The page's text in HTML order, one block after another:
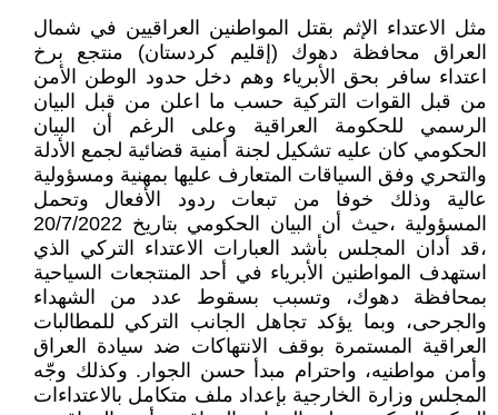
مثل الاعتداء الإثم بقتل المواطنين العراقيين في شمال
العراق محافظة دهوك (إقليم كردستان) منتجع برخ
اعتداء سافر بحق الأبرياء وهم دخل حدود الوطن الأمن
من قبل القوات التركية حسب ما اعلن من قبل البيان
الرسمي للحكومة العراقية وعلى الرغم أن البيان
الحكومي كان عليه تشكيل لجنة أمنية قضائية لجمع الأدلة
والتحري وفق السياقات المتعارف عليها بمهنية ومسؤولية
عالية وذلك خوفا من تبعات ردود الأفعال وتحمل
المسؤولية ،حيث أن البيان الحكومي بتاريخ 20/7/2022
،قد أدان المجلس بأشد العبارات الاعتداء التركي الذي
استهدف المواطنين الأبرياء في أحد المنتجعات السياحية
بمحافظة دهوك، وتسبب بسقوط عدد من الشهداء
والجرحى، وبما يؤكد تجاهل الجانب التركي للمطالبات
العراقية المستمرة بوقف الانتهاكات ضد سيادة العراق
وأمن مواطنيه، واحترام مبدأ حسن الجوار. وكذلك وجّه
المجلس وزارة الخارجية بإعداد ملف متكامل بالاعتداءات